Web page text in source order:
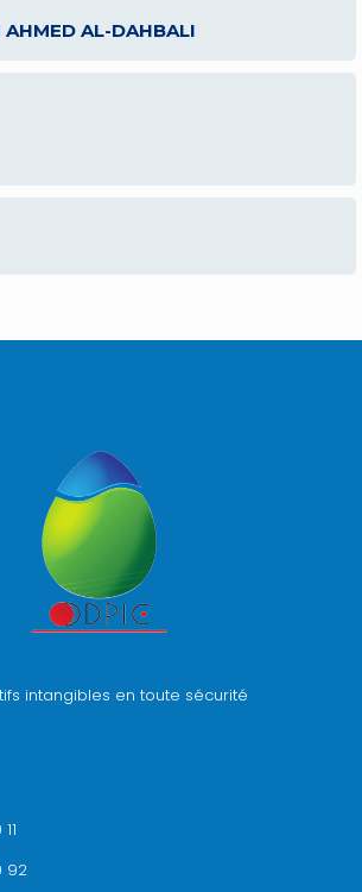
AL-DAHBALI
intangibles en toute sécurité
92